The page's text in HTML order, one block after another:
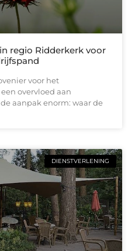
regio Ridderkerk voor
voor het
overvloed aan
aanpak enorm: waar de
DIENSTVERLENING